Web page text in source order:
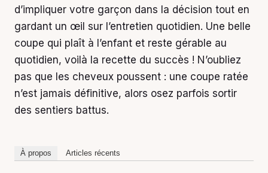
d’impliquer votre garçon dans la décision tout en
gardant un œil sur l’entretien quotidien. Une belle
coupe qui plaît à l’enfant et reste gérable au
quotidien, voilà la recette du succès ! N’oubliez
pas que les cheveux poussent : une coupe ratée
n’est jamais définitive, alors osez parfois sortir
des sentiers battus.
À propos Articles récents